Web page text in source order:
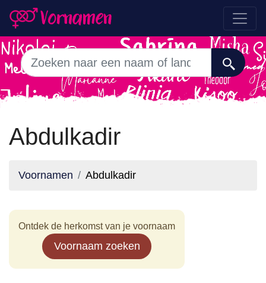
Abdulkadir
Voornamen Abdulkadir
Ontdek de herkomst van je voornaam
Voornaam zoeken